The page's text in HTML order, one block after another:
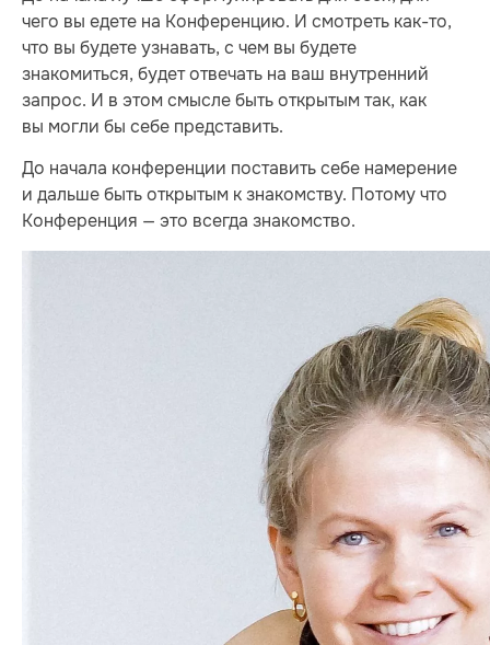
чего вы едете на Конференцию. И смотреть как-то,
что вы будете узнавать, с чем вы будете
знакомиться, будет отвечать на ваш внутренний
запрос. И в этом смысле быть открытым так, как
вы могли бы себе представить.
До начала конференции поставить себе намерение
и дальше быть открытым к знакомству. Потому что
Конференция — это всегда знакомство.